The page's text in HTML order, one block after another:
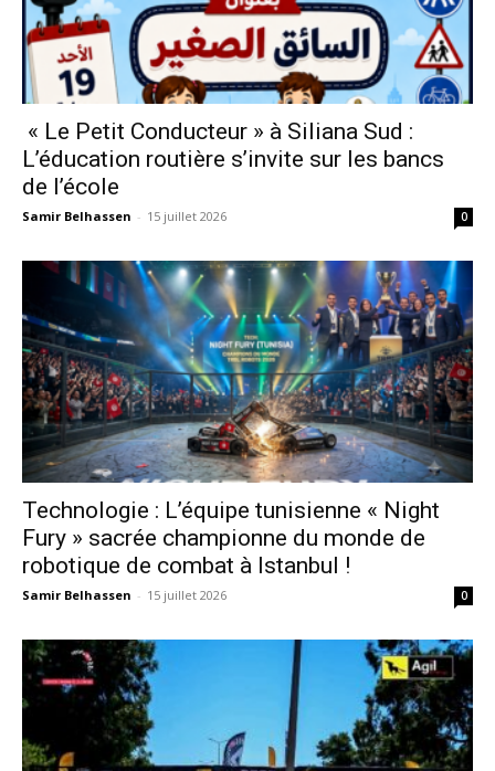
« Le Petit Conducteur » à Siliana Sud :
L’éducation routière s’invite sur les bancs
de l’école
Samir Belhassen - 15 juillet 2026 0
Technologie : L’équipe tunisienne « Night
Fury » sacrée championne du monde de
robotique de combat à Istanbul !
Samir Belhassen - 15 juillet 2026 0